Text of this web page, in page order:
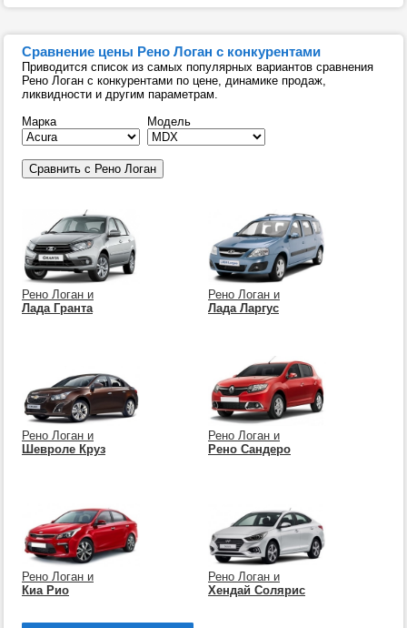
Сравнение цены Рено Логан с конкурентами
Приводится список из самых популярных вариантов сравнения
Рено Логан с конкурентами по цене, динамике продаж,
ликвидности и другим параметрам.
Марка
Модель
Рено Логан и
Лада Гранта
Рено Логан и
Лада Ларгус
Рено Логан и
Шевроле Круз
Рено Логан и
Рено Сандеро
Рено Логан и
Киа Рио
Рено Логан и
Хендай Солярис